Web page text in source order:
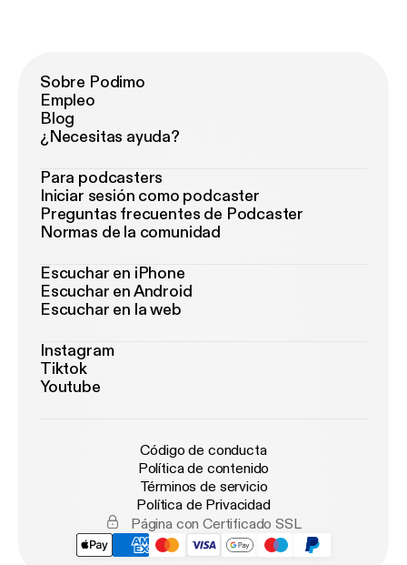
Sobre Podimo
Empleo
Blog
¿Necesitas ayuda?
Para podcasters
Iniciar sesión como podcaster
Preguntas frecuentes de Podcaster
Normas de la comunidad
Escuchar en iPhone
Escuchar en Android
Escuchar en la web
Instagram
Tiktok
Youtube
Código de conducta
Política de contenido
Términos de servicio
Política de Privacidad
Página con Certificado SSL